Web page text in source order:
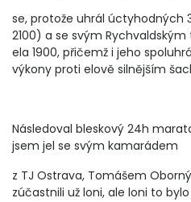
se, protože uhrál úctyhodných
2100) a se svým
ela 1900, přičemž i jeho
výkony proti elově silnějším
Následoval bleskový 24h
jsem jel se svým kamarádem
z TJ Ostrava, Tomášem
zúčastnili už loni, ale loni to bylo